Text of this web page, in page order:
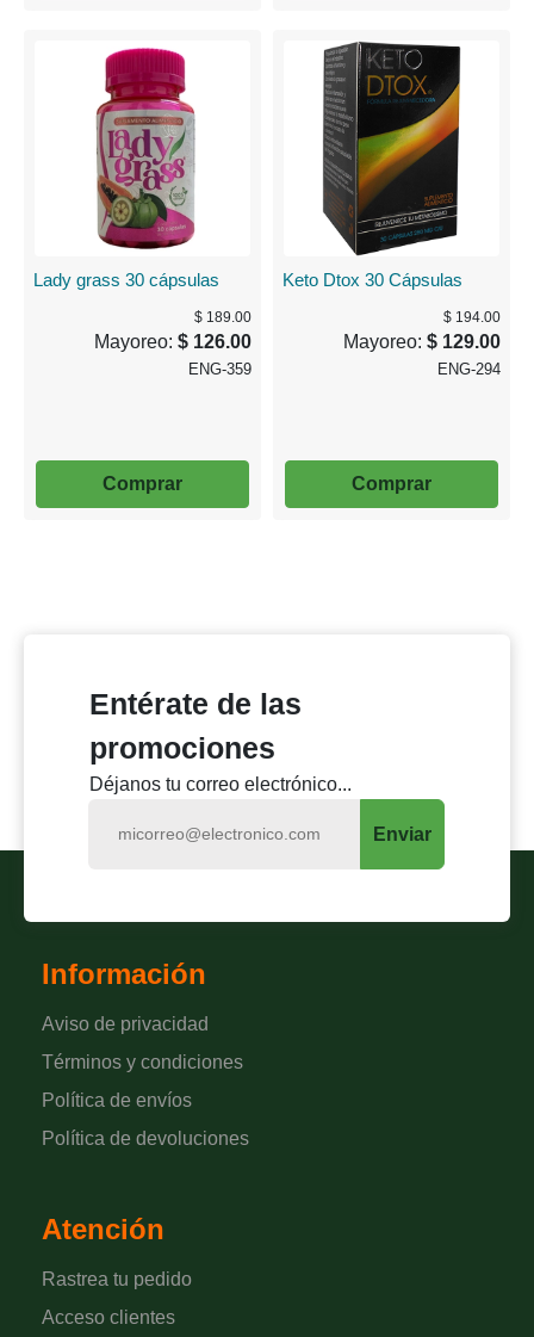
Lady grass 30 cápsulas
$ 189.00
Mayoreo: $ 126.00
ENG-359
Comprar
Keto Dtox 30 Cápsulas
$ 194.00
Mayoreo: $ 129.00
ENG-294
Comprar
Entérate de las
promociones
Déjanos tu correo electrónico...
Enviar
Información
Aviso de privacidad
Términos y condiciones
Política de envíos
Política de devoluciones
Atención
Rastrea tu pedido
Acceso clientes